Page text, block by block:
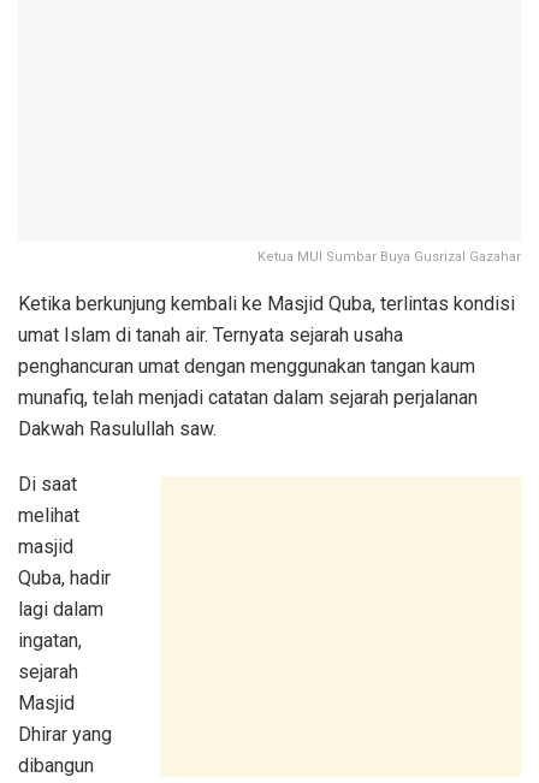
Ketua MUI Sumbar Buya Gusrizal Gazahar
Ketika berkunjung kembali ke Masjid Quba, terlintas kondisi
umat Islam di tanah air. Ternyata sejarah usaha
penghancuran umat dengan menggunakan tangan kaum
munafiq, telah menjadi catatan dalam sejarah perjalanan
Dakwah Rasulullah saw.
Di saat
melihat
masjid
Quba, hadir
lagi dalam
ingatan,
sejarah
Masjid
Dhirar yang
dibangun